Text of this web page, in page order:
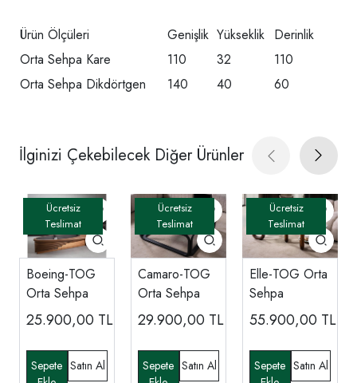
Ürün Ölçüleri Genişlik Yükseklik Derinlik
Orta Sehpa Kare
110 32
110
Orta Sehpa Dikdörtgen
140 40 60
İlginizi Çekebilecek Diğer Ürünler
Boeing-TOG
Orta Sehpa
25.900,00 TL
Camaro-TOG
Orta Sehpa
29.900,00 TL
Elle-TOG Orta
Sehpa
55.900,00 TL